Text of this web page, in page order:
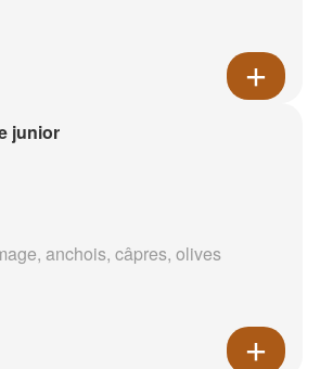
junior
anchois, câpres, olives